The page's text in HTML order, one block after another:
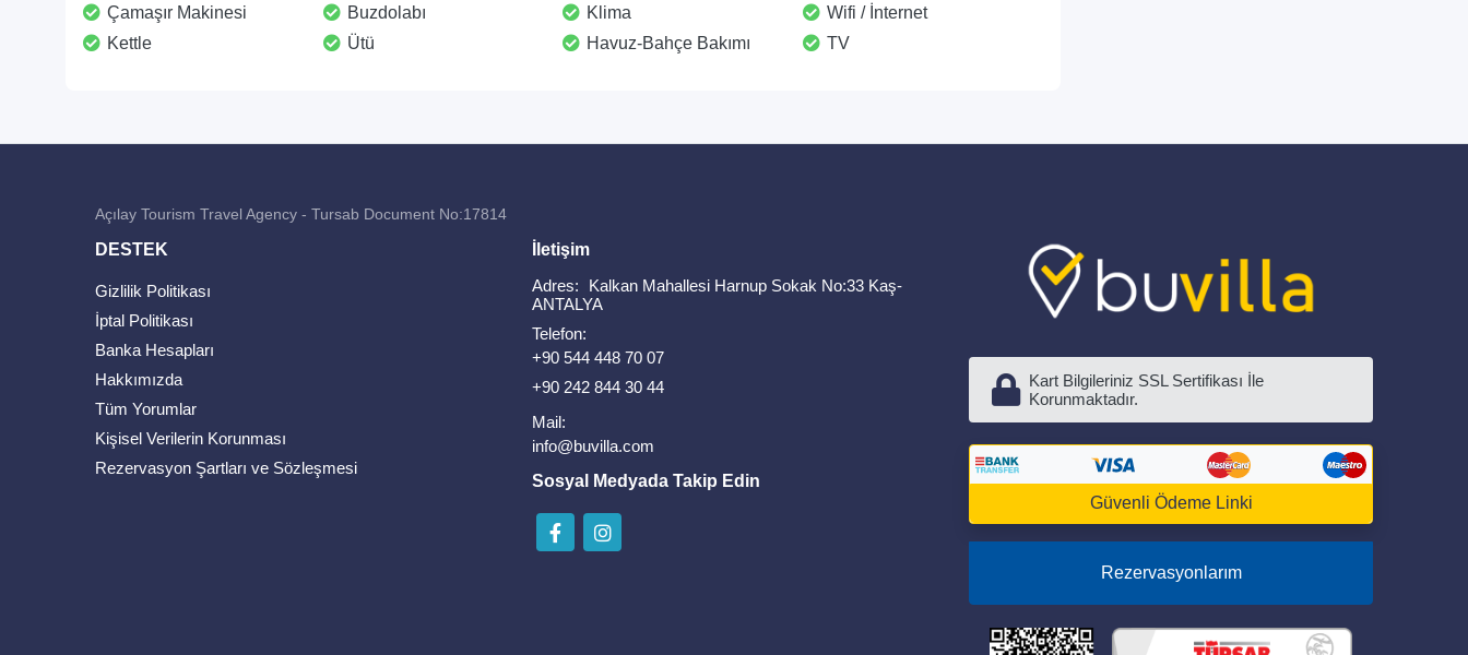
Çamaşır Makinesi
Buzdolabı Klima
Wifi / İnternet
Kettle
Ütü Havuz-Bahçe Bakımı TV
Açılay Tourism Travel Agency - Tursab Document No:17814
DESTEK
Gizlilik Politikası
İptal Politikası
Banka Hesapları
Hakkımızda
Tüm Yorumlar
Kişisel Verilerin Korunması
Rezervasyon Şartları ve Sözleşmesi
İletişim
Adres:
Kalkan Mahallesi Harnup Sokak No:33 Kaş-
ANTALYA
Telefon:
+90 544 448 70 07
+90 242 844 30 44
Mail:
info@buvilla.com
Sosyal Medyada Takip Edin
Kart Bilgileriniz SSL Sertifikası İle
Korunmaktadır.
Güvenli Ödeme Linki
Rezervasyonlarım